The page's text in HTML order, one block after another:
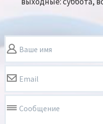
Ваше имя
Email
Сообщение